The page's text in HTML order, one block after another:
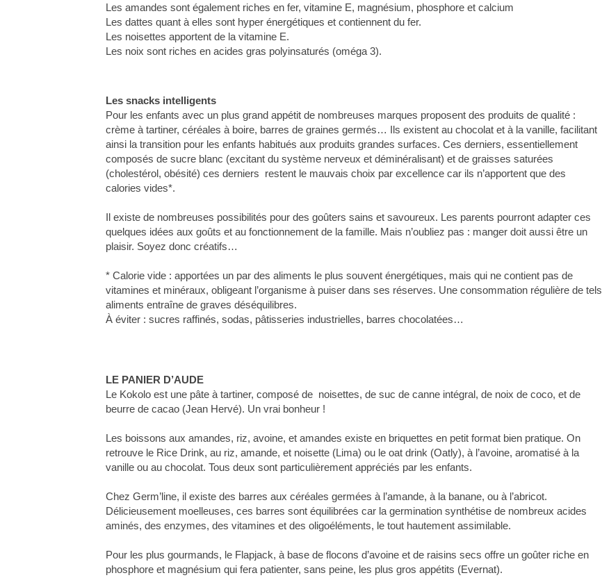
Les amandes sont également riches en fer, vitamine E, magnésium, phosphore et calcium
Les dattes quant à elles sont hyper énergétiques et contiennent du fer.
Les noisettes apportent de la vitamine E.
Les noix sont riches en acides gras polyinsaturés (oméga 3).
Les snacks intelligents
Pour les enfants avec un plus grand appétit de nombreuses marques proposent des produits de qualité :
crème à tartiner, céréales à boire, barres de graines germés… Ils existent au chocolat et à la vanille, facilitant
ainsi la transition pour les enfants habitués aux produits grandes surfaces. Ces derniers, essentiellement
composés de sucre blanc (excitant du système nerveux et déminéralisant) et de graisses saturées
(cholestérol, obésité) ces derniers restent le mauvais choix par excellence car ils n’apportent que des
calories vides*.
Il existe de nombreuses possibilités pour des goûters sains et savoureux. Les parents pourront adapter ces
quelques idées aux goûts et au fonctionnement de la famille. Mais n’oubliez pas : manger doit aussi être un
plaisir. Soyez donc créatifs…
* Calorie vide : apportées un par des aliments le plus souvent énergétiques, mais qui ne contient pas de
vitamines et minéraux, obligeant l’organisme à puiser dans ses réserves. Une consommation régulière de tels
aliments entraîne de graves déséquilibres.
À éviter : sucres raffinés, sodas, pâtisseries industrielles, barres chocolatées…
LE PANIER D’AUDE
Le Kokolo est une pâte à tartiner, composé de noisettes, de suc de canne intégral, de noix de coco, et de
beurre de cacao (Jean Hervé). Un vrai bonheur !
Les boissons aux amandes, riz, avoine, et amandes existe en briquettes en petit format bien pratique. On
retrouve le Rice Drink, au riz, amande, et noisette (Lima) ou le oat drink (Oatly), à l’avoine, aromatisé à la
vanille ou au chocolat. Tous deux sont particulièrement appréciés par les enfants.
Chez Germ’line, il existe des barres aux céréales germées à l’amande, à la banane, ou à l’abricot.
Délicieusement moelleuses, ces barres sont équilibrées car la germination synthétise de nombreux acides
aminés, des enzymes, des vitamines et des oligoéléments, le tout hautement assimilable.
Pour les plus gourmands, le Flapjack, à base de flocons d’avoine et de raisins secs offre un goûter riche en
phosphore et magnésium qui fera patienter, sans peine, les plus gros appétits (Evernat).